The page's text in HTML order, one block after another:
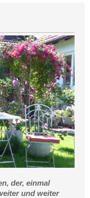
der, einmal
und weiter